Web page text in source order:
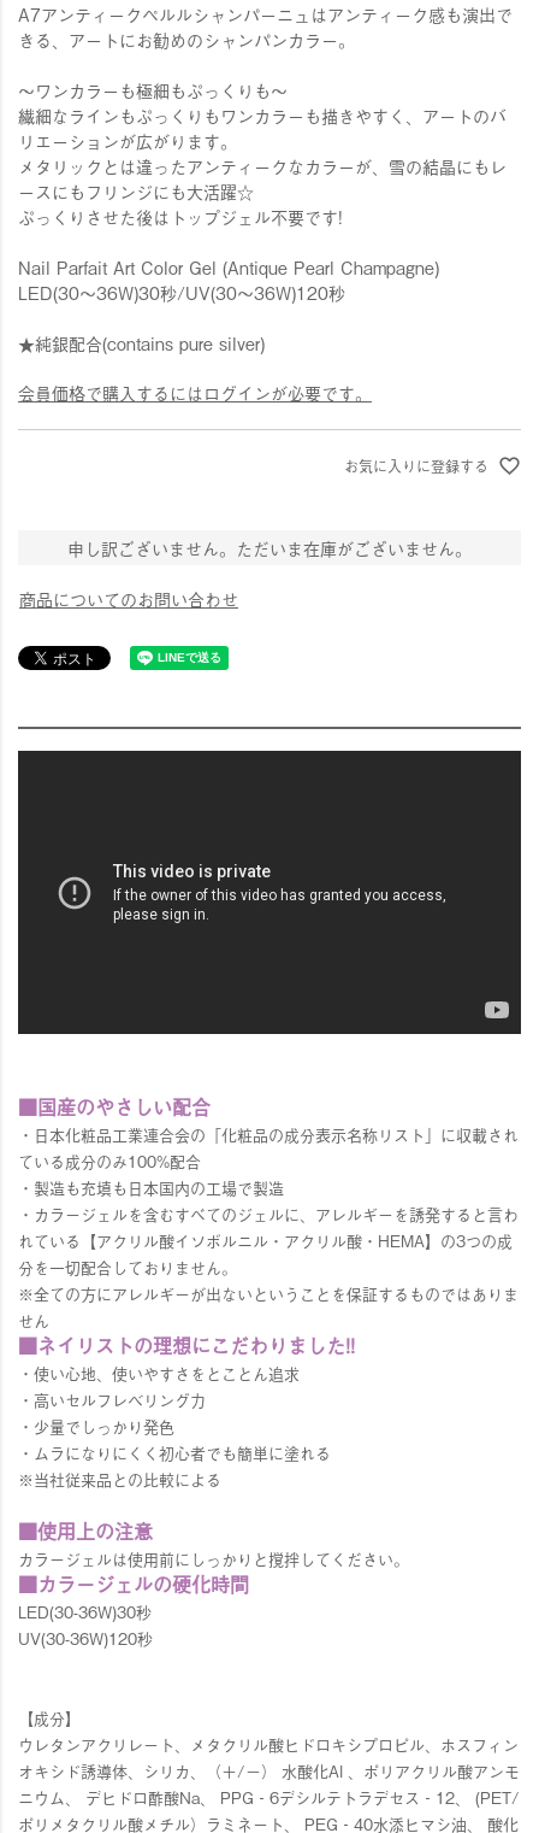
A7アンティークペルルシャンパーニュはアンティーク感も演出で
きる、アートにお勧めのシャンパンカラー。
〜ワンカラーも極細もぷっくりも〜
繊細なラインもぷっくりもワンカラーも描きやすく、アートのバ
リエーションが広がります。
メタリックとは違ったアンティークなカラーが、雪の結晶にもレ
ースにもフリンジにも大活躍☆
ぷっくりさせた後はトップジェル不要です!
Nail Parfait Art Color Gel (Antique Pearl Champagne)
LED(30〜36W)30秒/UV(30〜36W)120秒
★純銀配合(contains pure silver)
会員価格で購入するにはログインが必要です。
お気に入りに登録する
申し訳ございません。ただいま在庫がございません。
商品についてのお問い合わせ
■国産のやさしい配合
・日本化粧品工業連合会の「化粧品の成分表示名称リスト」に収載され
ている成分のみ100%配合
・製造も充填も日本国内の工場で製造
・カラージェルを含むすべてのジェルに、アレルギーを誘発すると言わ
れている【アクリル酸イソボルニル・アクリル酸・HEMA】の3つの成
分を一切配合しておりません。
※全ての方にアレルギーが出ないということを保証するものではありま
せん
■ネイリストの理想にこだわりました!!
・使い心地、使いやすさをとことん追求
・高いセルフレベリング力
・少量でしっかり発色
・ムラになりにくく初心者でも簡単に塗れる
※当社従来品との比較による
■使用上の注意
カラージェルは使用前にしっかりと撹拌してください。
■カラージェルの硬化時間
LED(30-36W)30秒
UV(30-36W)120秒
【成分】
ウレタンアクリレート、メタクリル酸ヒドロキシプロピル、ホスフィン
オキシド誘導体、シリカ、（＋/－） 水酸化Al 、ポリアクリル酸アンモ
ニウム、 デヒドロ酢酸Na、 PPG‐6デシルテトラデセス‐12、 (PET/
ポリメタクリル酸メチル）ラミネート、 PEG‐40水添ヒマシ油、 酸化